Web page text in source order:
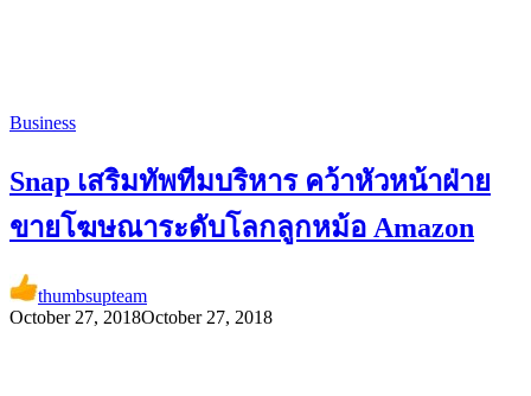
Business
Snap เสริมทัพทีมบริหาร คว้าหัวหน้าฝ่าย
ขายโฆษณาระดับโลกลูกหม้อ Amazon
thumbsupteam
October 27, 2018October 27, 2018